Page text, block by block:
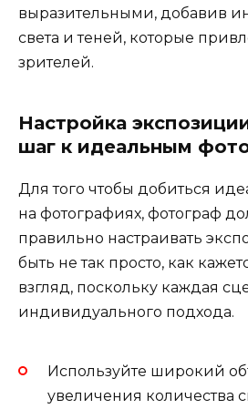
выразительными, добавив
света и теней, которые
зрителей.
Настройка
шаг к идеальным
Для того чтобы добиться
на фотографиях, фотограф
правильно настраивать
быть не так просто, как
взгляд, поскольку каждая
индивидуального подхода.
Используйте широкий
увеличения количества